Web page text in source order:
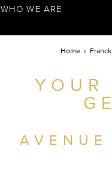
Home
WHO WE ARE